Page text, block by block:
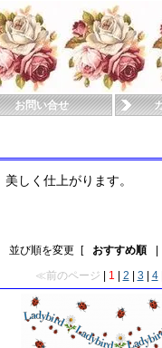
お問い合せ
しく仕上がります。
並び順を変更 [ おすすめ順
≪前のページ 1 2 3 4|